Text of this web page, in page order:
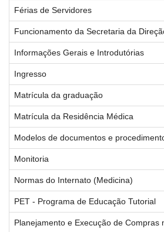
Férias de Servidores
Funcionamento da Secretaria da
Informações Gerais e Introdutórias
Ingresso
Matrícula da graduação
Matrícula da Residência Médica
Modelos de documentos e
Monitoria
Normas do Internato (Medicina)
PET - Programa de Educação Tutorial
Planejamento e Execução de Compras